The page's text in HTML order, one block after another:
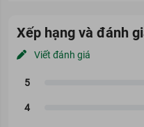
Xếp hạng và đánh
Viết đánh giá